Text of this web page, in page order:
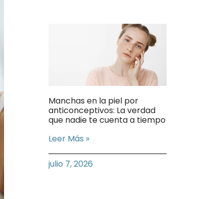
Manchas en la piel por
anticonceptivos: La verdad
que nadie te cuenta a tiempo
Leer Más »
julio 7, 2026